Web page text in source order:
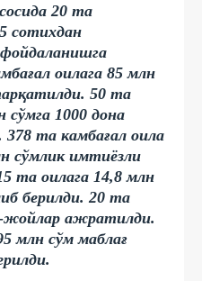
20 та
сотихдан
оилага 85 млн
50 та
сўмга 1000 дона
та камбағал оила
сўмлик имтиёзли
та оилага 14,8 млн
берилди. 20 та
жойлар ажратилди.
млн сўм маблағ